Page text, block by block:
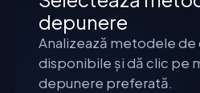
depunere
Analizează metodele
disponibile și dă clic pe
depunere preferată.